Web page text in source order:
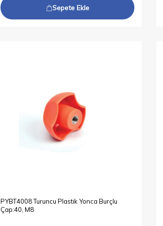
Sepete Ekle
PYBT4008 Turuncu Plastik Yonca Burçlu
Çap:40, M8